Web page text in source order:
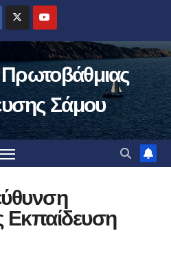
Σάμου
Εκπαίδευση